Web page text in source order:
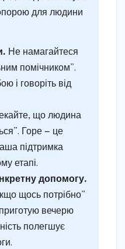
для людини
Не намагайтеся
помічником”.
і говоріть від
що людина
Горе — це
підтримка
етапі.
допомогу.
щось потрібно”
вечерю
полегшує